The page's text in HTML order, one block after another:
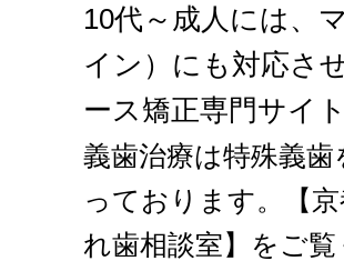
10代～成人には、
イン）にも対応さ
ース矯正専門サイ
義歯治療は特殊義歯
っております。【京
れ歯相談室】をご覧